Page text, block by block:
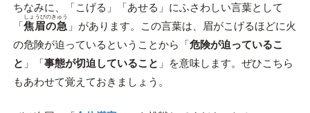
ちなみに、「こげる」「あせる」にふさわしい言葉として
「焦眉の急
しょうびのきゅう
」があります。この言葉は、眉がこげるほどに火
の危険が迫っているということから「危険が迫っているこ
と 」「事態が切迫していること 」を意味します。ぜひこちら
もあわせて覚えておきましょう。